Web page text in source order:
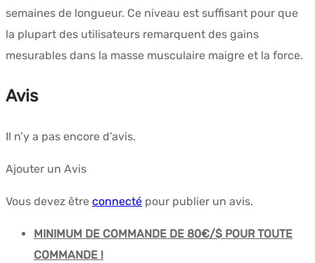
semaines de longueur. Ce niveau est suffisant pour que
la plupart des utilisateurs remarquent des gains
mesurables dans la masse musculaire maigre et la force.
Avis
Il n’y a pas encore d’avis.
Ajouter un Avis
Vous devez être connecté pour publier un avis.
MINIMUM DE COMMANDE DE 80€/$ POUR TOUTE
COMMANDE !